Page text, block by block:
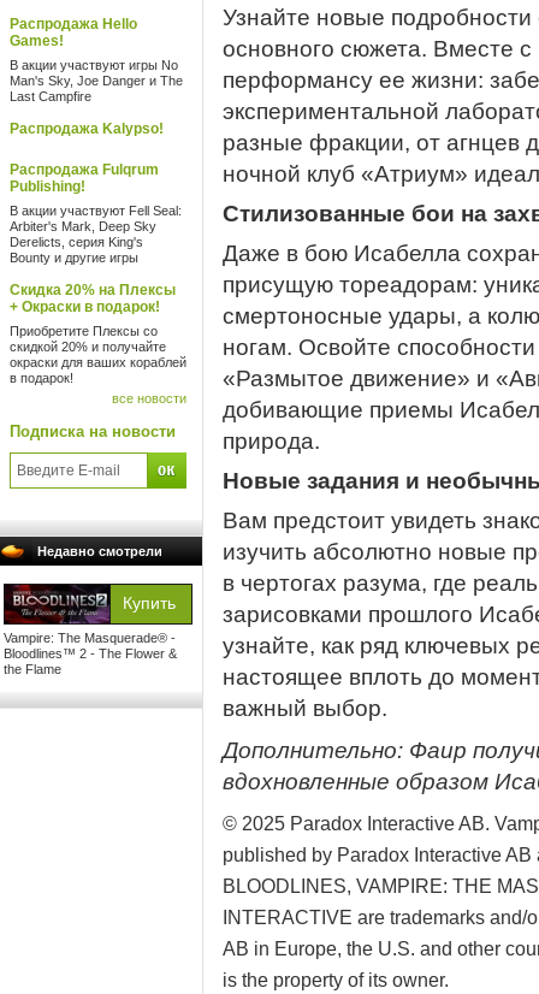
Распродажа Hello
Games!
В акции участвуют игры No
Man's Sky, Joe Danger и The
Last Campfire
Распродажа Kalypso!
Распродажа Fulqrum
Publishing!
В акции участвуют Fell Seal:
Arbiter's Mark, Deep Sky
Derelicts, серия King's
Bounty и другие игры
Скидка 20% на Плексы
+ Окраски в подарок!
Приобретите Плексы со
скидкой 20% и получайте
окраски для ваших кораблей
в подарок!
все новости
Подписка на новости
Недавно смотрели
Vampire: The Masquerade® -
Bloodlines™ 2 - The Flower &
the Flame
Узнайте новые
основного сюжета. Вместе с
перформансу ее жизни:
экспериментальной
разные фракции, от агнцев
ночной клуб «Атриум»
Стилизованные бои на
Даже в бою Исабелла
присущую тореадорам:
смертоносные удары, а
ногам. Освойте
«Размытое движение» и
добивающие приемы
природа.
Новые задания и
Вам предстоит увидеть
изучить абсолютно новые
в чертогах разума, где
зарисовками прошлого
узнайте, как ряд ключевых
настоящее вплоть до
важный выбор.
Дополнительно: Фаир
вдохновленные образом
© 2025 Paradox Interactive AB.
published by Paradox Interactive
BLOODLINES, VAMPIRE: THE
INTERACTIVE are trademarks
AB in Europe, the U.S. and other
is the property of its owner.